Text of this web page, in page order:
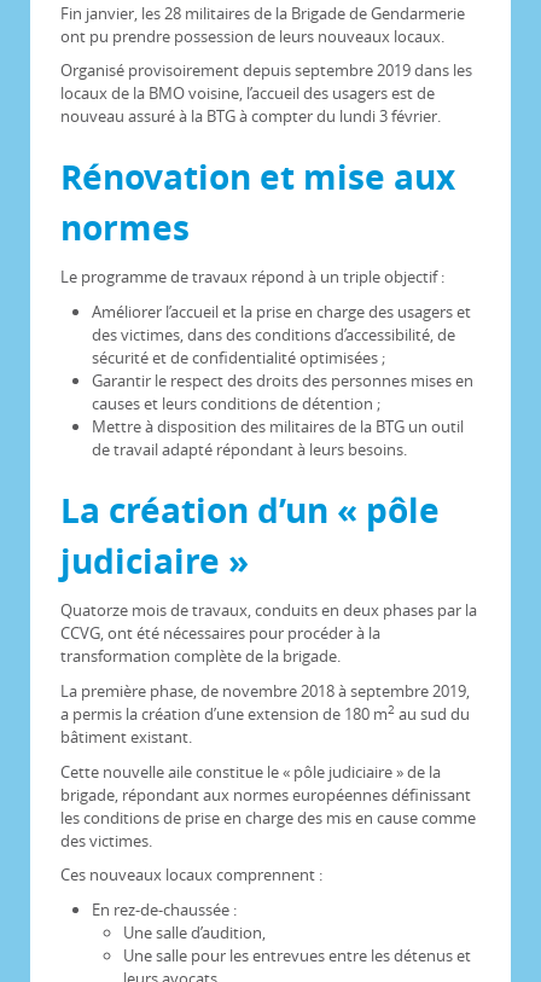
Fin janvier, les 28 militaires de la Brigade de Gendarmerie
ont pu prendre possession de leurs nouveaux locaux.
Organisé provisoirement depuis septembre 2019 dans les
locaux de la BMO voisine, l’accueil des usagers est de
nouveau assuré à la BTG à compter du lundi 3 février.
Rénovation et mise aux
normes
Le programme de travaux répond à un triple objectif :
Améliorer l’accueil et la prise en charge des usagers et
des victimes, dans des conditions d’accessibilité, de
sécurité et de confidentialité optimisées ;
Garantir le respect des droits des personnes mises en
causes et leurs conditions de détention ;
Mettre à disposition des militaires de la BTG un outil
de travail adapté répondant à leurs besoins.
La création d’un « pôle
judiciaire »
Quatorze mois de travaux, conduits en deux phases par la
CCVG, ont été nécessaires pour procéder à la
transformation complète de la brigade.
La première phase, de novembre 2018 à septembre 2019,
a permis la création d’une extension de 180 m2 au sud du
bâtiment existant.
Cette nouvelle aile constitue le « pôle judiciaire » de la
brigade, répondant aux normes européennes définissant
les conditions de prise en charge des mis en cause comme
des victimes.
Ces nouveaux locaux comprennent :
En rez-de-chaussée :
Une salle d’audition,
Une salle pour les entrevues entre les détenus et